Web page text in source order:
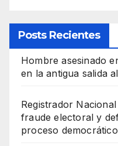
Posts Recientes
Hombre asesinado
en la antigua salida
Registrador
fraude electoral y
proceso democrático